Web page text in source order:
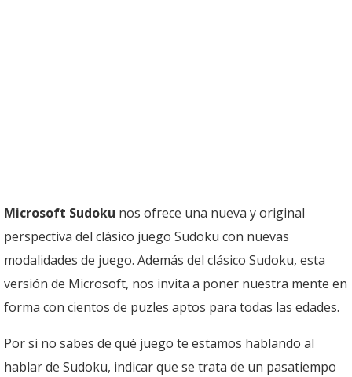
Microsoft Sudoku nos ofrece una nueva y original
perspectiva del clásico juego Sudoku con nuevas
modalidades de juego. Además del clásico Sudoku, esta
versión de Microsoft, nos invita a poner nuestra mente en
forma con cientos de puzles aptos para todas las edades.
Por si no sabes de qué juego te estamos hablando al
hablar de Sudoku, indicar que se trata de un pasatiempo